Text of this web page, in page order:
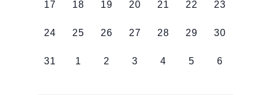
0
17
0
18
0
19
0
20
0
21
0
22
0
23
0
24
0
25
0
26
0
27
0
28
0
29
0
30
0
31
0
1
0
2
0
3
0
4
0
5
0
6